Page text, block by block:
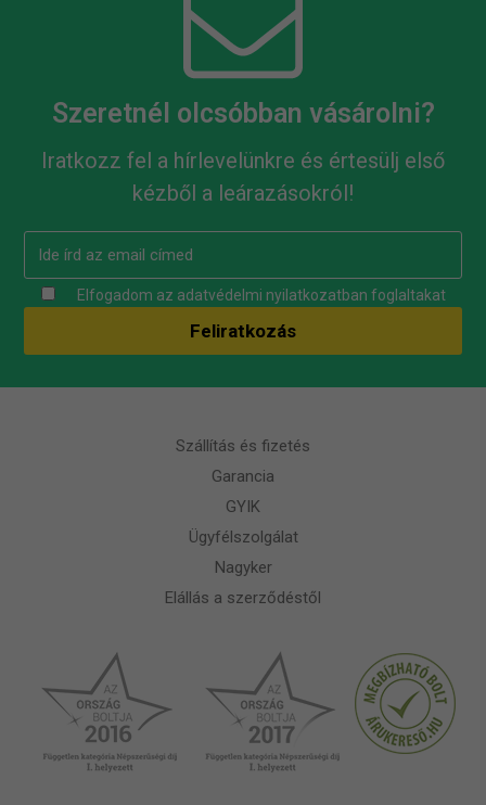
Szeretnél olcsóbban vásárolni?
Iratkozz fel a hírlevelünkre és értesülj első
kézből a leárazásokról!
Elfogadom az adatvédelmi nyilatkozatban foglaltakat
Szállítás és fizetés
Garancia
GYIK
Ügyfélszolgálat
Nagyker
Elállás a szerződéstől